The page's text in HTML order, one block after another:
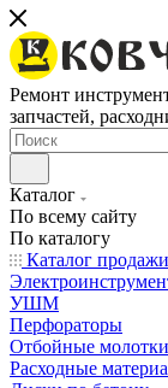
Ремонт
запчастей,
Каталог
По всему сайту
По каталогу
Каталог продажи
УШМ
Перфораторы
Отбойные молотки
Расходные